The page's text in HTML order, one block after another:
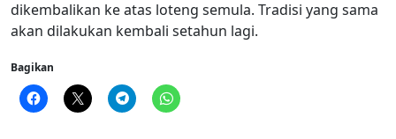
dikembalikan ke atas loteng semula. Tradisi yang sama
akan dilakukan kembali setahun lagi.
Bagikan